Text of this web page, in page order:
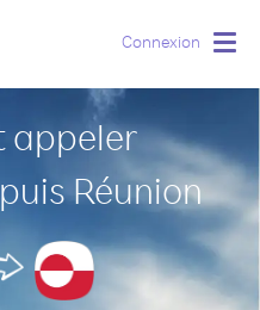
Connexion
appeler
Réunion